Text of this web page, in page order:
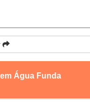
Água Funda